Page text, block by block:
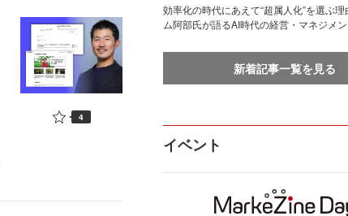
4
効率化の時代にあえて“超属人化”を選ぶ
ム阿部氏が語るAI時代の経営・マネジメ
新着記事一覧を見る
イベント